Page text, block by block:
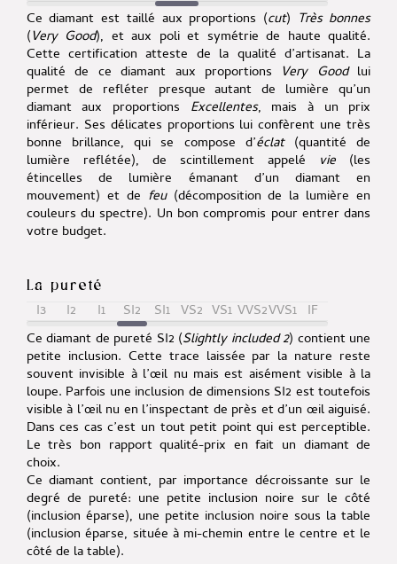
Ce diamant est taillé aux proportions (cut) Très bonnes
(Very Good), et aux poli et symétrie de haute qualité.
Cette certification atteste de la qualité d’artisanat. La
qualité de ce diamant aux proportions Very Goodlui
permet de refléter presque autant de lumière qu’un
diamant aux proportions Excellentes, mais à un prix
inférieur. Ses délicates proportions lui confèrent une très
bonne brillance, qui se compose d’éclat(quantité de
lumière reflétée), de scintillement appelé vie (les
étincelles de lumière émanant d’un diamant en
mouvement) et de feu(décomposition de la lumière en
couleurs du spectre). Un bon compromis pour entrer dans
votre budget.
La pureté
I3 I2 I1 SI2 SI1 VS2 VS1 VVS2VVS1 IF
Ce diamant de pureté SI2 (Slightly included 2) contient une
petite inclusion. Cette trace laissée par la nature reste
souvent invisible à l’œil nu mais est aisément visible à la
loupe. Parfois une inclusion de dimensions SI2 est toutefois
visible à l’œil nu en l’inspectant de près et d’un œil aiguisé.
Dans ces cas c’est un tout petit point qui est perceptible.
Le très bon rapport qualité-prix en fait un diamant de
choix.
Ce diamant contient, par importance décroissante sur le
degré de pureté: une petite inclusion noire sur le côté
(inclusion éparse), une petite inclusion noire sous la table
(inclusion éparse, située à mi-chemin entre le centre et le
côté de la table).